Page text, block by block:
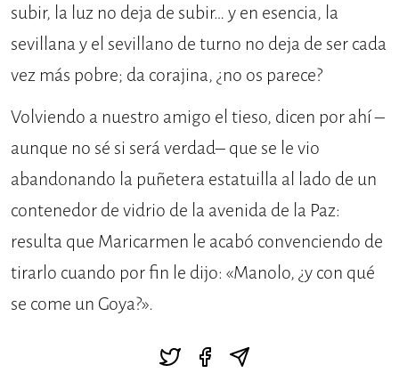
subir, la luz no deja de subir… y en esencia, la
sevillana y el sevillano de turno no deja de ser cada
vez más pobre; da corajina, ¿no os parece?
Volviendo a nuestro amigo el tieso, dicen por ahí –
aunque no sé si será verdad– que se le vio
abandonando la puñetera estatuilla al lado de un
contenedor de vidrio de la avenida de la Paz:
resulta que Maricarmen le acabó convenciendo de
tirarlo cuando por fin le dijo: «Manolo, ¿y con qué
se come un Goya?».